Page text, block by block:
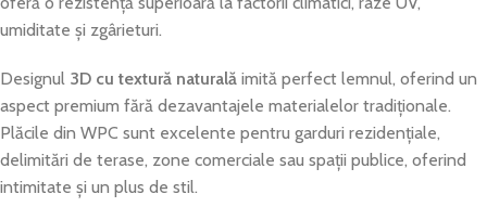
umiditate și zgârieturi.
Designul 3D cu textură naturală imită perfect lemnul, oferind un
aspect premium fără dezavantajele materialelor tradiționale.
Plăcile din WPC sunt excelente pentru garduri rezidențiale,
delimitări de terase, zone comerciale sau spații publice, oferind
intimitate și un plus de stil.